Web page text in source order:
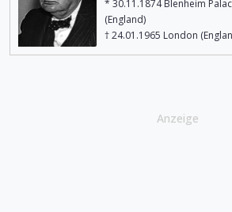
* 30.11.1874 Blenheim
(England)
† 24.01.1965 London
Anzeige